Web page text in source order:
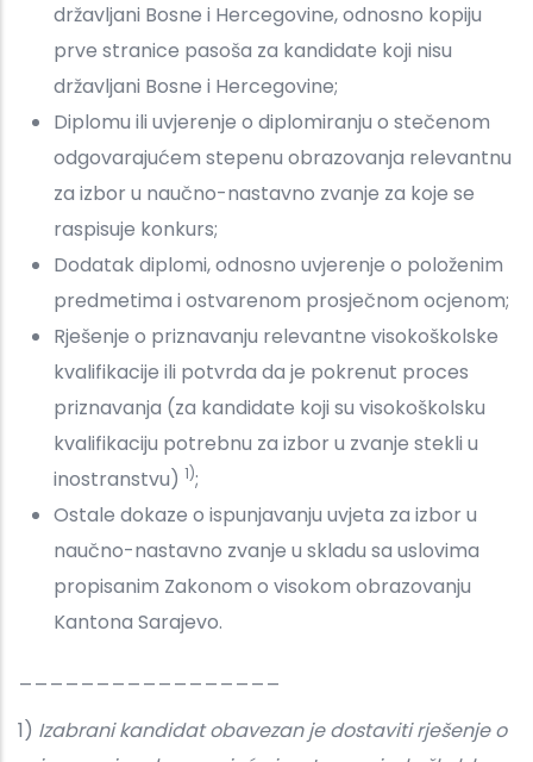
državljani Bosne i Hercegovine, odnosno kopiju
prve stranice pasoša za kandidate koji nisu
državljani Bosne i Hercegovine;
Diplomu ili uvjerenje o diplomiranju o stečenom
odgovarajućem stepenu obrazovanja relevantnu
za izbor u naučno-nastavno zvanje za koje se
raspisuje konkurs;
Dodatak diplomi, odnosno uvjerenje o položenim
predmetima i ostvarenom prosječnom ocjenom;
Rješenje o priznavanju relevantne visokoškolske
kvalifikacije ili potvrda da je pokrenut proces
priznavanja (za kandidate koji su visokoškolsku
kvalifikaciju potrebnu za izbor u zvanje stekli u
inostranstvu) 1);
Ostale dokaze o ispunjavanju uvjeta za izbor u
naučno-nastavno zvanje u skladu sa uslovima
propisanim Zakonom o visokom obrazovanju
Kantona Sarajevo.
1) Izabrani kandidat obavezan je dostaviti rješenje o